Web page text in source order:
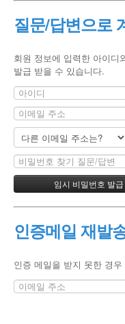
질문/답변으로
회원 정보에 입력한 아이디
발급 받을 수 있습니다.
인증메일 재발
인증 메일을 받지 못한 경